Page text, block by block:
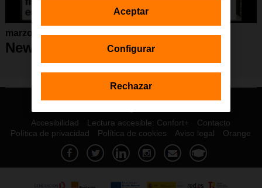
marzo 2023
Newsletter marzo 2023
Accesibilidad
Lectura accesible: Confort+
Contacto
Política de privacidad
Política de cookies Aviso legal Orange
Configurar
Rechazar
Aceptar